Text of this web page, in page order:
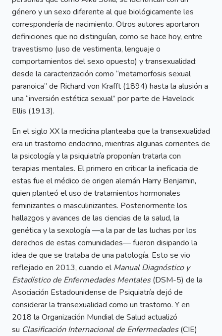
género y un sexo diferente al que biológicamente les
correspondería de nacimiento. Otros autores aportaron
definiciones que no distinguían, como se hace hoy, entre
travestismo (uso de vestimenta, lenguaje o
comportamientos del sexo opuesto) y transexualidad:
desde la caracterización como “metamorfosis sexual
paranoica” de Richard von Krafft (1894) hasta la alusión a
una “inversión estética sexual” por parte de Havelock
Ellis (1913).
En el siglo XXla medicina planteaba que la transexualidad
era un trastorno endocrino, mientras algunas corrientes de
la psicología y la psiquiatría proponían tratarla con
terapias mentales. El primero en criticar la ineficacia de
estas fue el médico de origen alemán Harry Benjamin,
quien planteó el uso de tratamientos hormonales
feminizantes o masculinizantes. Posteriormente los
hallazgos y avances de las ciencias de la salud, la
genética y la sexología —a la par de las luchas por los
derechos de estas comunidades— fueron disipando la
idea de que se trataba de una patología. Esto se vio
reflejado en 2013, cuando elManual Diagnóstico y
Estadístico de Enfermedades Mentales(DSM-5) de la
Asociación Estadounidense de Psiquiatría dejó de
considerar la transexualidad como un trastorno. Y en
2018 la Organización Mundial de Salud actualizó
su Clasificación Internacional de Enfermedades(CIE)